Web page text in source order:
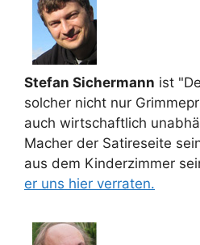
Stefan Sichermann ist
solcher nicht nur
auch wirtschaftlich
Macher der Satireseite
aus dem Kinderzimmer
er uns hier verraten.